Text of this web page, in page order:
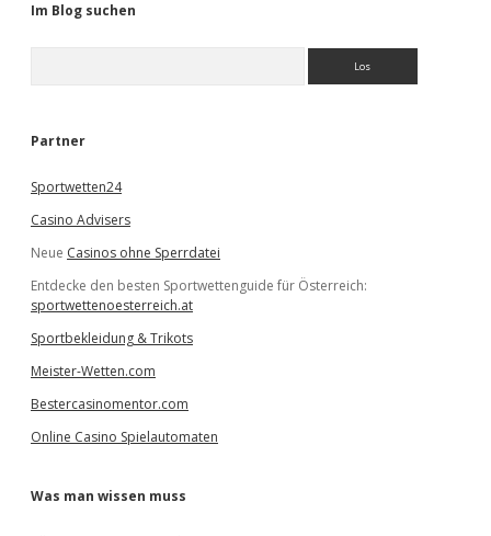
Im Blog suchen
e
Partner
Sportwetten24
Casino Advisers
Neue Casinos ohne Sperrdatei
Entdecke den besten Sportwettenguide für Österreich:
sportwettenoesterreich.at
Sportbekleidung & Trikots
Meister-Wetten.com
Bestercasinomentor.com
Online Casino Spielautomaten
Was man wissen muss